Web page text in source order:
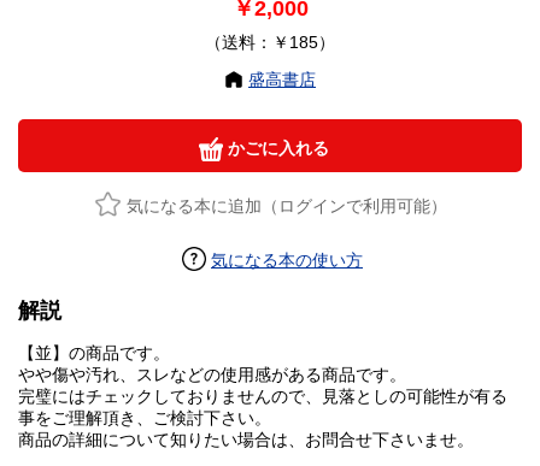
￥2,000
（送料：￥185）
盛高書店
かごに入れる
気になる本に追加（ログインで利用可能）
気になる本の使い方
解説
【並】の商品です。
やや傷や汚れ、スレなどの使用感がある商品です。
完璧にはチェックしておりませんので、見落としの可能性が有る
事をご理解頂き、ご検討下さい。
商品の詳細について知りたい場合は、お問合せ下さいませ。